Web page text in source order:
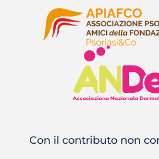
Con il contributo non